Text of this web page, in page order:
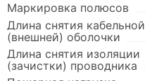
Маркировка полюсов
Длина снятия кабельной
(внешней) оболочки
Длина снятия изоляции
(зачистки) проводника